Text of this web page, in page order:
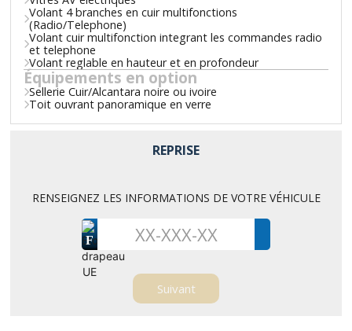
Volant 4 branches en cuir multifonctions
(Radio/Telephone)
Volant cuir multifonction integrant les commandes radio
et telephone
Volant reglable en hauteur et en profondeur
Équipements en option
Sellerie Cuir/Alcantara noire ou ivoire
Toit ouvrant panoramique en verre
REPRISE
RENSEIGNEZ LES INFORMATIONS DE VOTRE VÉHICULE
F